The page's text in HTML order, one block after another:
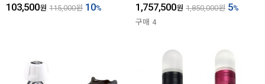
103,500원 115,000원 10% 1,757,500원 1,850,000원 5%
구매 4